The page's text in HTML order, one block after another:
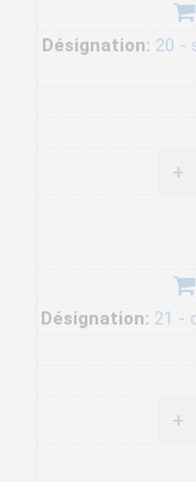
Désignation: 20 -
+
Désignation: 21 -
+